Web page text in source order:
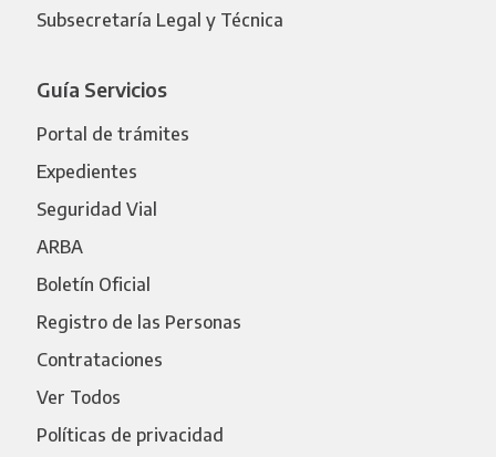
Subsecretaría Legal y Técnica
Guía Servicios
Portal de trámites
Expedientes
Seguridad Vial
ARBA
Boletín Oficial
Registro de las Personas
Contrataciones
Ver Todos
Políticas de privacidad